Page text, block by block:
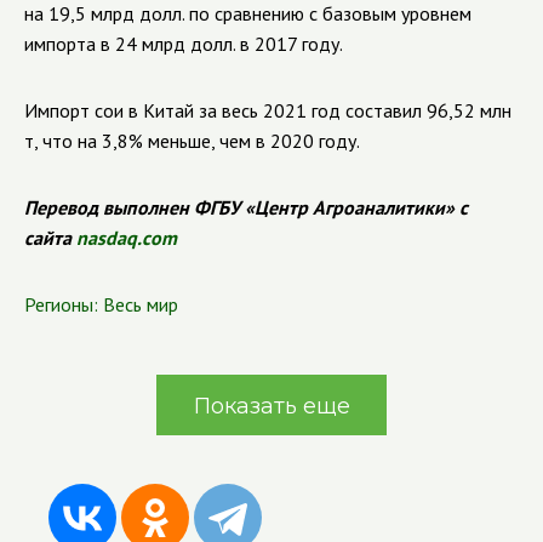
на 19,5 млрд долл. по сравнению с базовым уровнем
импорта в 24 млрд долл. в 2017 году.
Импорт сои в Китай за весь 2021 год составил 96,52 млн
т, что на 3,8% меньше, чем в 2020 году.
Перевод выполнен ФГБУ «Центр Агроаналитики» с
сайта nasdaq.com
Регионы: Весь мир
Показать еще